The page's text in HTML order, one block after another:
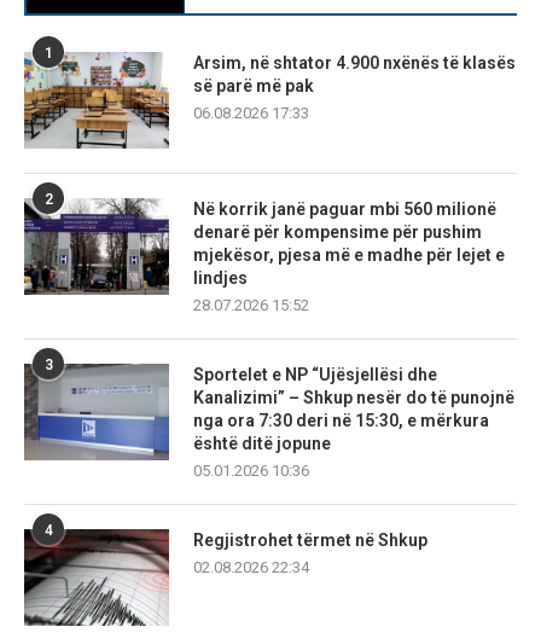
1
Arsim, në shtator 4.900 nxënës të klasës
së parë më pak
06.08.2026 17:33
2
Në korrik janë paguar mbi 560 milionë
denarë për kompensime për pushim
mjekësor, pjesa më e madhe për lejet e
lindjes
28.07.2026 15:52
3
Sportelet e NP “Ujësjellësi dhe
Kanalizimi” – Shkup nesër do të punojnë
nga ora 7:30 deri në 15:30, e mërkura
është ditë jopune
05.01.2026 10:36
4
Regjistrohet tërmet në Shkup
02.08.2026 22:34